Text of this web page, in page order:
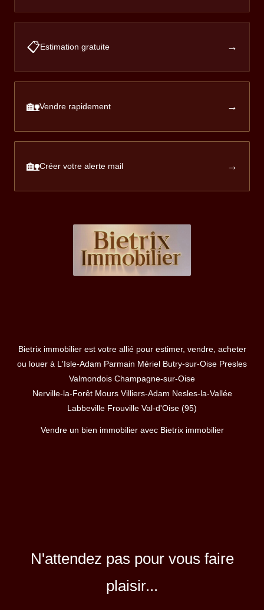
📋Estimation gratuite →
🏡Vendre rapidement →
🏡Créer votre alerte mail →
Bietrix immobilier est votre allié pour estimer, vendre, acheter
ou louer à L'Isle-Adam Parmain Mériel Butry-sur-Oise Presles
Valmondois Champagne-sur-Oise
Nerville-la-Forêt Mours Villiers-Adam Nesles-la-Vallée
Labbeville Frouville Val-d'Oise (95)
Vendre un bien immobilier avec Bietrix immobilier
N'attendez pas pour vous faire
plaisir...